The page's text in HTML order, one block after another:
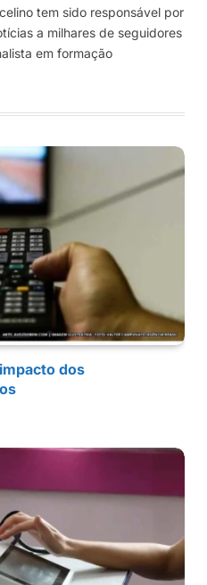
tem sido responsável por
a milhares de seguidores
em formação
dos